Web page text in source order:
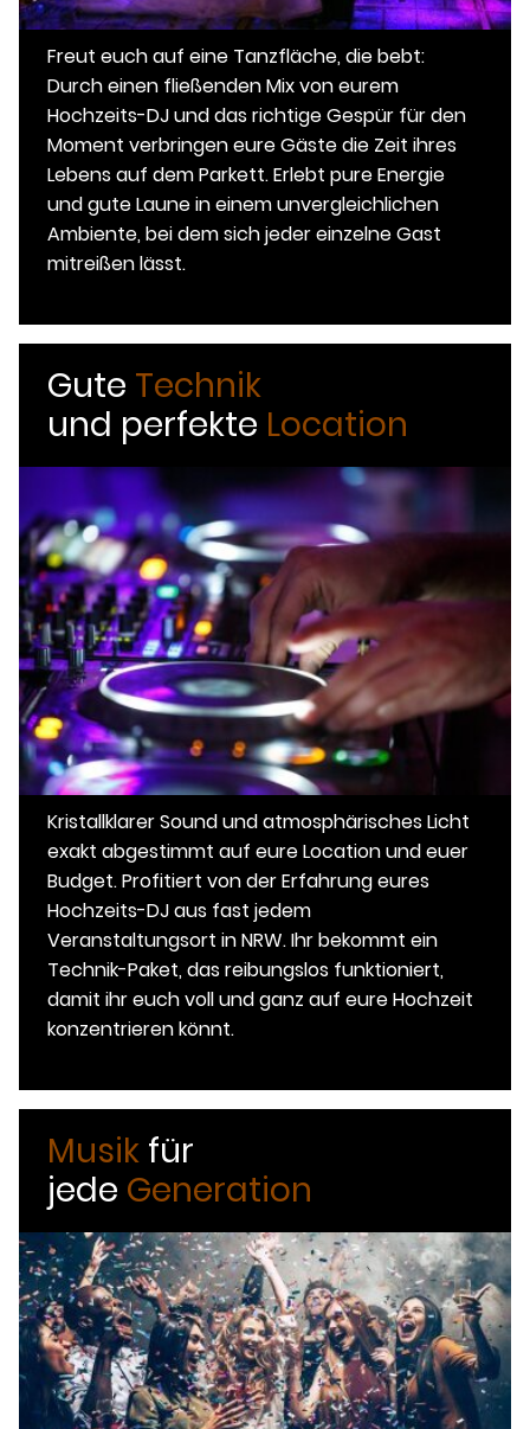
Freut euch auf eine Tanzfläche, die bebt:
Durch einen fließenden Mix von eurem
Hochzeits-DJ und das richtige Gespür für den
Moment verbringen eure Gäste die Zeit ihres
Lebens auf dem Parkett. Erlebt pure Energie
und gute Laune in einem unvergleichlichen
Ambiente, bei dem sich jeder einzelne Gast
mitreißen lässt.
Gute Technik
und perfekte Location
Kristallklarer Sound und atmosphärisches Licht
exakt abgestimmt auf eure Location und euer
Budget. Profitiert von der Erfahrung eures
Hochzeits-DJ aus fast jedem
Veranstaltungsort in NRW. Ihr bekommt ein
Technik-Paket, das reibungslos funktioniert,
damit ihr euch voll und ganz auf eure Hochzeit
konzentrieren könnt.
Musik für
jede Generation